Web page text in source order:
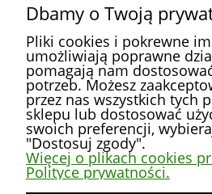
DO
1 3 4
POMOC
MOJE
Dbamy o Twoją
Pliki cookies i pokrewne
umożliwiają poprawne
pomagają nam
potrzeb. Możesz
przez nas wszystkich tych
sklepu lub dostosować
swoich preferencji,
"Dostosuj zgody".
Więcej o plikach cookies
Polityce prywatności.